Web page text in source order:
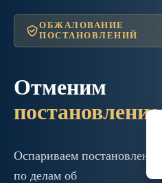
ОБЖАЛОВАНИЕ
ПОСТАНОВЛЕНИЙ
Отменим
постановление
Оспариваем постановления
по делам об